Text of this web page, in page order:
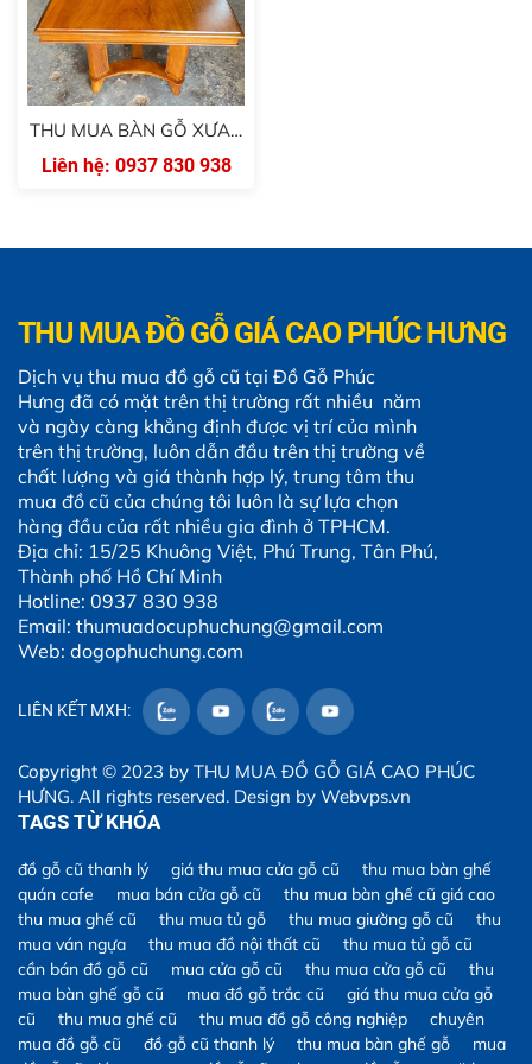
THU MUA BÀN GỖ XƯA -
Liên hệ: 0937 830 938
THU MUA ĐỒ GỖ GIÁ CAO PHÚC HƯNG
Dịch vụ thu mua đồ gỗ cũ tại Đồ Gỗ Phúc
Hưng đã có mặt trên thị trường rất nhiều năm
và ngày càng khẳng định được vị trí của mình
trên thị trường, luôn dẫn đầu trên thị trường về
chất lượng và giá thành hợp lý, trung tâm thu
mua đồ cũ của chúng tôi luôn là sự lựa chọn
hàng đầu của rất nhiều gia đình ở TPHCM.
Địa chỉ: 15/25 Khuông Việt, Phú Trung, Tân Phú,
Thành phố Hồ Chí Minh
Hotline: 0937 830 938
Email: thumuadocuphuchung@gmail.com
Web: dogophuchung.com
LIÊN KẾT MXH:
Copyright © 2023 by THU MUA ĐỒ GỖ GIÁ CAO PHÚC
HƯNG. All rights reserved. Design by Webvps.vn
TAGS TỪ KHÓA
đồ gỗ cũ thanh lý giá thu mua cửa gỗ cũ
thu mua bàn ghế
quán cafe
mua bán cửa gỗ cũ
thu mua bàn ghế cũ giá cao
thu mua ghế cũ
thu mua tủ gỗ thu mua giường gỗ cũ
thu
mua ván ngựa
thu mua đồ nội thất cũ
thu mua tủ gỗ cũ
cần bán đồ gỗ cũ
mua cửa gỗ cũ thu mua cửa gỗ cũ
thu
mua bàn ghế gỗ cũ
mua đồ gỗ trắc cũ
giá thu mua cửa gỗ
cũ
thu mua ghế cũ thu mua đồ gỗ công nghiệp
chuyên
mua đồ gỗ cũ
đồ gỗ cũ thanh lý thu mua bàn ghế gỗ
mua